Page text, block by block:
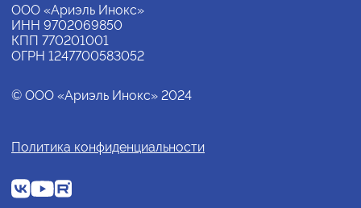
ООО «Ариэль Инокс»
ИНН 9702069850
КПП 770201001
ОГРН 1247700583052
© ООО «Ариэль Инокс» 2024
Политика конфиденциальности